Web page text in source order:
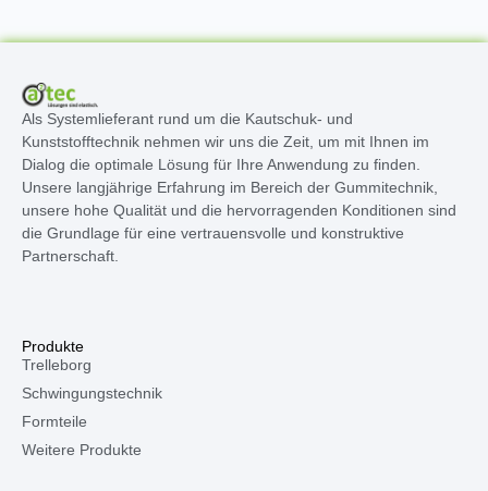
Als Systemlieferant rund um die Kautschuk- und
Kunststofftechnik nehmen wir uns die Zeit, um mit Ihnen im
Dialog die optimale Lösung für Ihre Anwendung zu finden.
Unsere langjährige Erfahrung im Bereich der Gummitechnik,
unsere hohe Qualität und die hervorragenden Konditionen sind
die Grundlage für eine vertrauensvolle und konstruktive
Partnerschaft.
Produkte
Trelleborg
Schwingungstechnik
Formteile
Weitere Produkte